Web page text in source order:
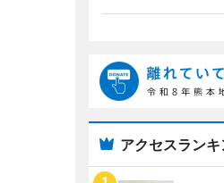
アクセスランキ